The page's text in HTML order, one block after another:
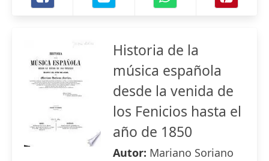
Historia de la
música española
desde la venida de
los Fenicios hasta el
año de 1850
Autor: Mariano Soriano